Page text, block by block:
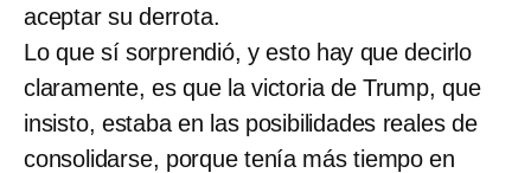
aceptar su derrota.
Lo que sí sorprendió, y esto hay que decirlo
claramente, es que la victoria de Trump, que
insisto, estaba en las posibilidades reales de
consolidarse, porque tenía más tiempo en